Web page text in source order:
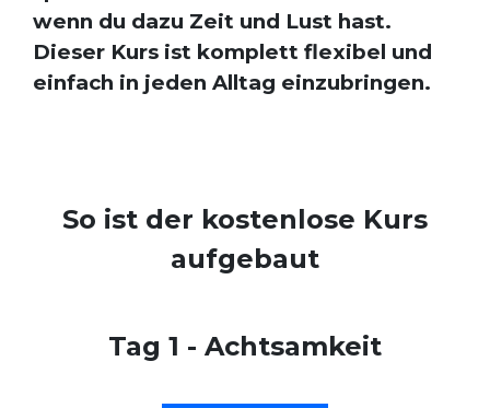
wenn du dazu Zeit und Lust hast.
Dieser Kurs ist komplett flexibel und
einfach in jeden Alltag einzubringen.
So ist der kostenlose Kurs
aufgebaut
Tag 1 - Achtsamkeit